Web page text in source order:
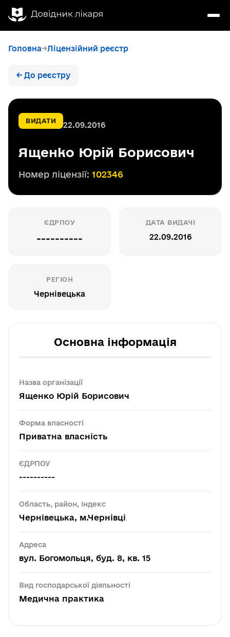
Головна Ліцензійний реєстр
← До реєстру
ВИДАТИ 22.09.2016
Ященко Юрій Борисович
Номер ліцензії: 102346
ЄДРПОУ
----------
ДАТА ВИДАЧІ
22.09.2016
РЕГІОН
Чернівецька
Основна інформація
Назва організації
Ященко Юрій Борисович
Форма власності
Приватна власність
ЄДРПОУ
----------
Область, район, індекс
Чернівецька, м.Чернівці
Адреса
вул. Богомольця, буд. 8, кв. 15
Вид господарської діяльності
Медична практика